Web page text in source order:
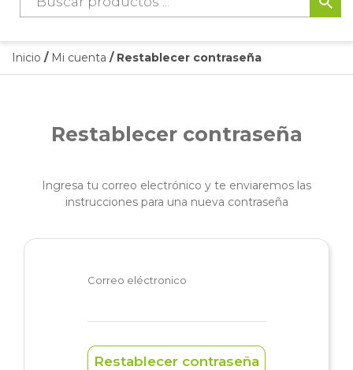
productos
Inicio / Mi cuenta / Restablecer contraseña
Restablecer contraseña
Ingresa tu correo electrónico y te enviaremos las
instrucciones para una nueva contraseña
Correo eléctronico
Restablecer contraseña